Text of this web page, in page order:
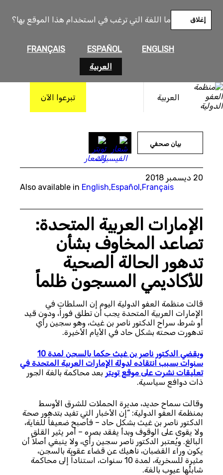
ما اللغة التي ترغب في استخدام هذا الموقع بها؟
ENGLISH
ESPAÑOL
FRANÇAIS
العربية
إغلاق
العربية تبرعوا الآن
المحتوى
بيان صحفي
20 ديسمبر 2018
Also available in English,Español,Français
الإمارات العربية المتحدة:
تصاعد المخاوف بشأن
تدهور الحالة الصحية
للأكاديمي المسجون ظلماً
قالت منظمة العفو الدولية اليوم إن السلطات في
الإمارات العربية المتحدة يجب أن تطلق فوراً، ودون قيد
أو شرط، سراح الدكتور ناصر بن غيث، وهو سجين رأي
تدهورت صحته بشكل حاد في الأيام الأخيرة.
ويقضي الدكتور ناصر بن غيث حكما بالسجن لمدة 10
سنوات بسبب انتقاده لدولة الإمارات العربية المتحدة في
تعليقات نشرت على موقع تويتر بعد محاكمة بالغة الجور
ذات دوافع سياسية.
وقالت سماح حديد، مديرة الحملات للشرق الأوسط
بمنظمة العفو الدولية: “إن الأخبار التي تفيد بتدهور صحة
الدكتور ناصر بن غيث بشكل حاد – فأصبح ضعيفاً للغاية،
ولا يقوى على الوقوف وبدأ يفقد بصره – أمر يثير القلق
البالغ. ويُعتبر الدكتور ناصر سجين رأي، ولا ينبغي أصلاً أن
يكون وراء القضبان، ناهيك عن قضاء عقوبة بالسجن،
مثيرة للسخرية، لمدة 10 سنوات، استناداً إلى محاكمة
شابتْها عيوب بالغة.